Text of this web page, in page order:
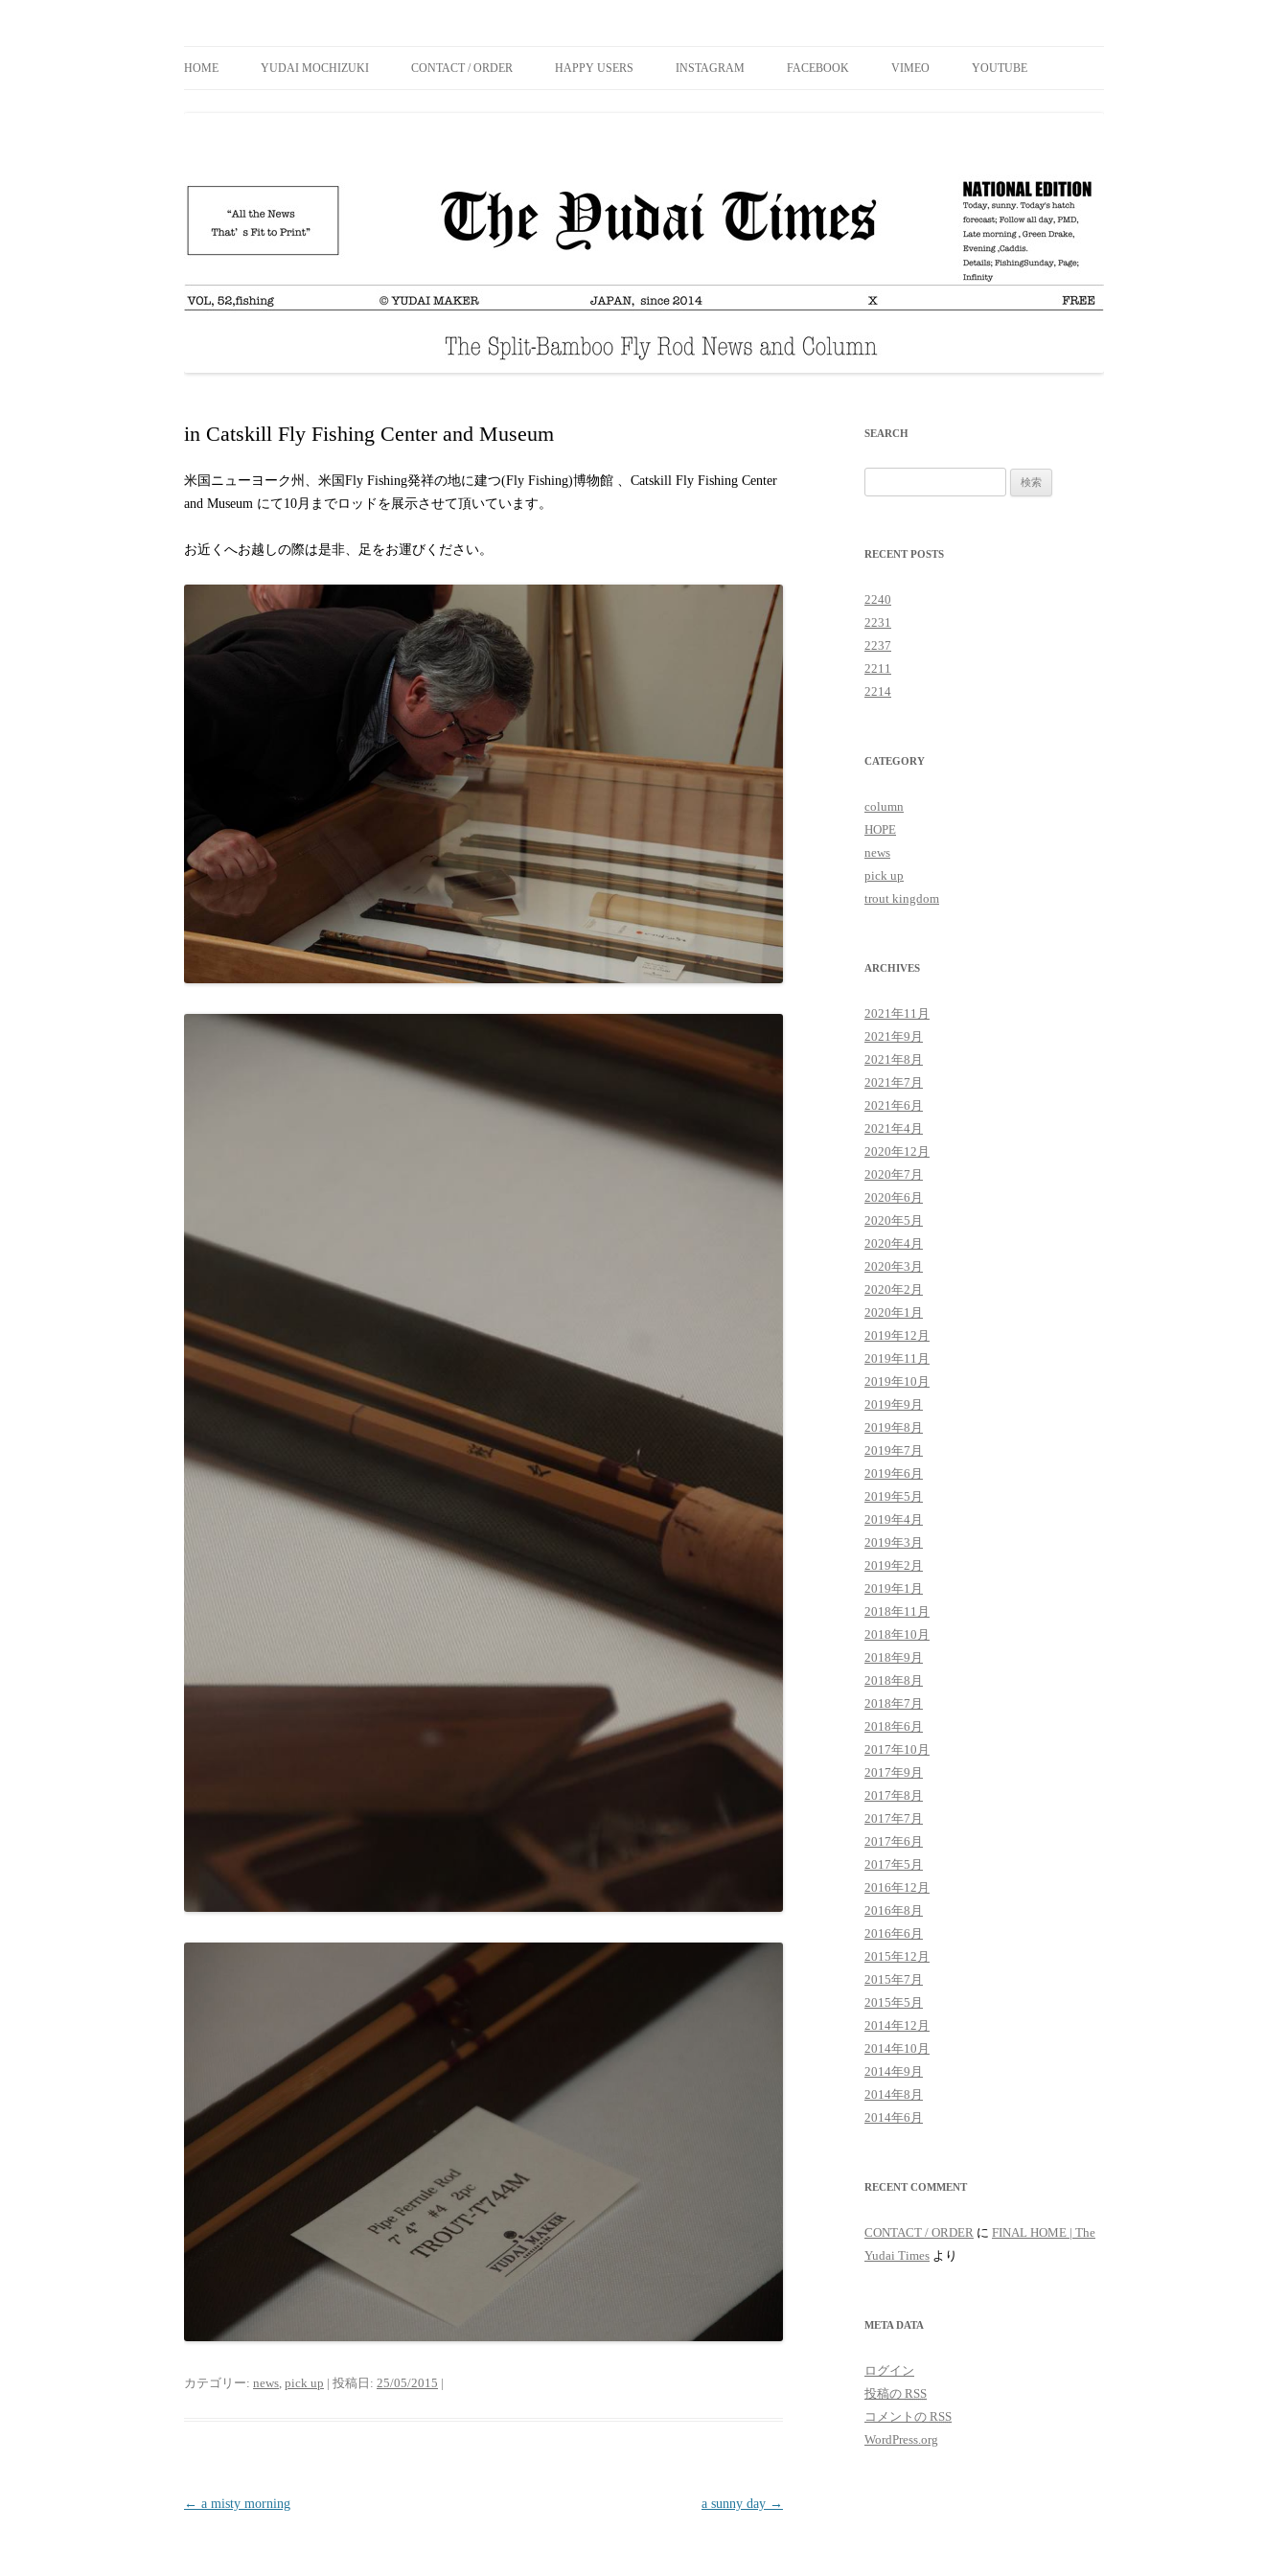
HOME YUDAI MOCHIZUKI CONTACT / ORDER HAPPY USERS INSTAGRAM FACEBOOK VIMEO YOUTUBE
in Catskill Fly Fishing Center and Museum
米国ニューヨーク州、米国Fly Fishing発祥の地に建つ(Fly Fishing)博物館 、Catskill Fly Fishing Center
and Museum にて10月までロッドを展示させて頂いています。
お近くへお越しの際は是非、足をお運びください。
カテゴリー: news, pick up | 投稿日: 25/05/2015 |
投稿ナビゲーション
← a misty morning a sunny day →
SEARCH
RECENT POSTS
2240
2231
2237
2211
2214
CATEGORY
column
HOPE
news
pick up
trout kingdom
ARCHIVES
2021年11月
2021年9月
2021年8月
2021年7月
2021年6月
2021年4月
2020年12月
2020年7月
2020年6月
2020年5月
2020年4月
2020年3月
2020年2月
2020年1月
2019年12月
2019年11月
2019年10月
2019年9月
2019年8月
2019年7月
2019年6月
2019年5月
2019年4月
2019年3月
2019年2月
2019年1月
2018年11月
2018年10月
2018年9月
2018年8月
2018年7月
2018年6月
2017年10月
2017年9月
2017年8月
2017年7月
2017年6月
2017年5月
2016年12月
2016年8月
2016年6月
2015年12月
2015年7月
2015年5月
2014年12月
2014年10月
2014年9月
2014年8月
2014年6月
RECENT COMMENT
CONTACT / ORDER に FINAL HOME | The
Yudai Times より
META DATA
ログイン
投稿の RSS
コメントの RSS
WordPress.org